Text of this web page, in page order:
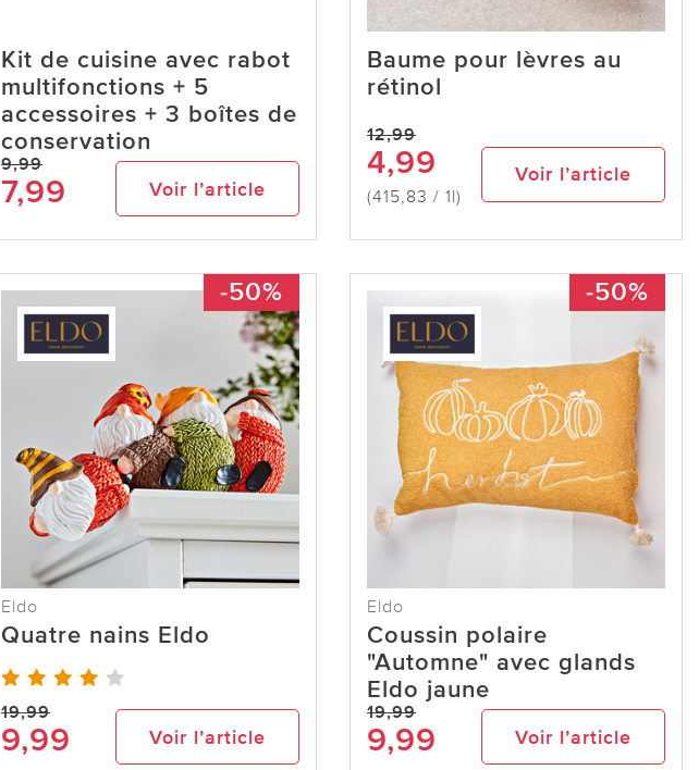
Kit de cuisine avec rabot
multifonctions + 5
accessoires + 3 boîtes de
conservation
9,99
7,99 Voir l’article
Baume pour lèvres au
rétinol
12,99
4,99
(415,83 / 1l)
Voir l’article
-50%
Eldo
Quatre nains Eldo
19,99
9,99 Voir l’article
-50%
Eldo
Coussin polaire
"Automne" avec glands
Eldo jaune
19,99
9,99 Voir l’article